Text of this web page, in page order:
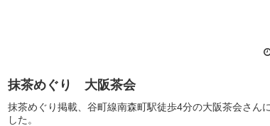
抹茶めぐり 大阪茶会
抹茶めぐり掲載、谷町線南森町駅徒歩4分の大阪茶会さん
した。